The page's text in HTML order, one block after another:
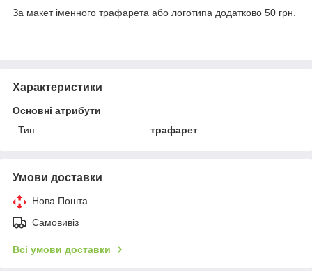
За макет іменного трафарета або логотипа додатково 50 грн.
Характеристики
Основні атрибути
Тип
трафарет
Умови доставки
Нова Пошта
Самовивіз
Всі умови доставки